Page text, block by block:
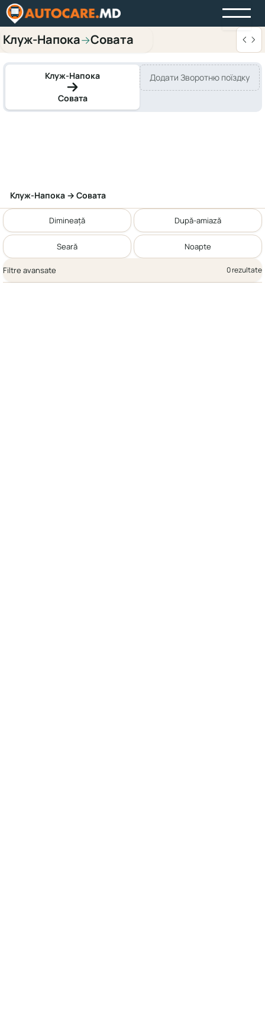
Клуж-Напока→Совата
Клуж-Напока
Совата
Додати Зворотню поїздку
Клуж-Напока → Совата
Dimineață După-amiază
Seară Noapte
Filtre avansate 0 rezultate